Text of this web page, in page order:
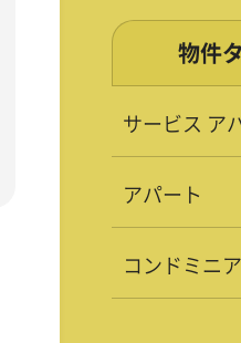
物件
サービス ア
アパート
コンドミニ